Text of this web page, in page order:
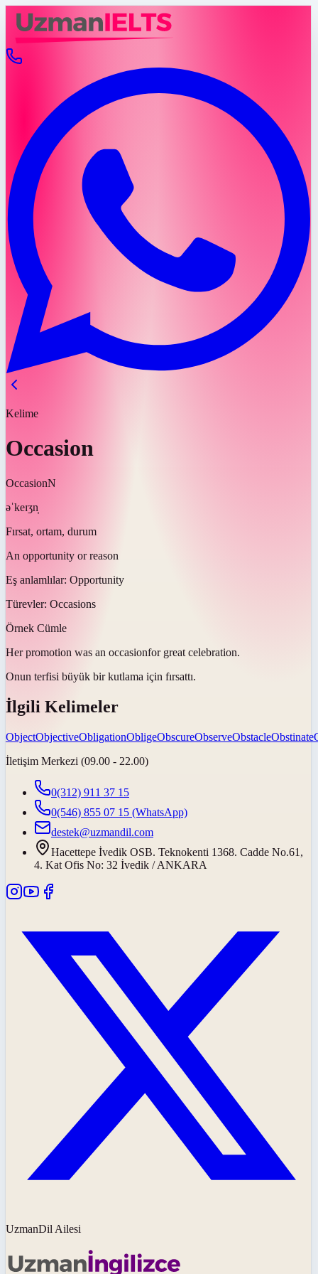
Kelime
Occasion
OccasionN
əˈkeɪʒn̩
Fırsat, ortam, durum
An opportunity or reason
Eş anlamlılar: Opportunity
Türevler: Occasions
Örnek Cümle
Her promotion was an occasionfor great celebration.
Onun terfisi büyük bir kutlama için fırsattı.
İlgili Kelimeler
ObjectObjectiveObligationObligeObscureObserveObstacleObstinate
İletişim Merkezi (09.00 - 22.00)
0(312) 911 37 15
0(546) 855 07 15 (WhatsApp)
destek@uzmandil.com
Hacettepe İvedik OSB. Teknokenti 1368. Cadde No.61,
4. Kat Ofis No: 32 İvedik / ANKARA
UzmanDil Ailesi